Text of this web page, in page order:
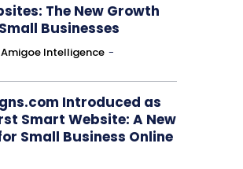
The New Growth
Businesses
Amigoe Intelligence -
Introduced as
Smart Website: A New
Small Business Online